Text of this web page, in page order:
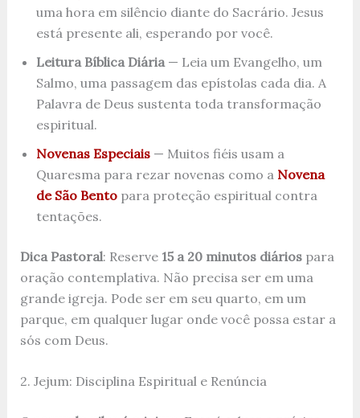
uma hora em silêncio diante do Sacrário. Jesus
está presente ali, esperando por você.
Leitura Bíblica Diária— Leia um Evangelho, um
Salmo, uma passagem das epístolas cada dia. A
Palavra de Deus sustenta toda transformação
espiritual.
Novenas Especiais— Muitos fiéis usam a
Quaresma para rezar novenas como a Novena
de São Bentopara proteção espiritual contra
tentações.
Dica Pastoral: Reserve 15 a 20 minutos diáriospara
oração contemplativa. Não precisa ser em uma
grande igreja. Pode ser em seu quarto, em um
parque, em qualquer lugar onde você possa estar a
sós com Deus.
2. Jejum: Disciplina Espiritual e Renúncia